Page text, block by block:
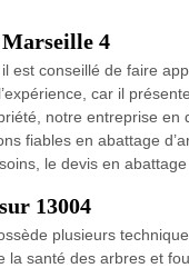
Marseille 4
est conseillé de faire
car il
notre entreprise en
fiables en abattage
le devis en
13004
plusieurs
santé des arbres et